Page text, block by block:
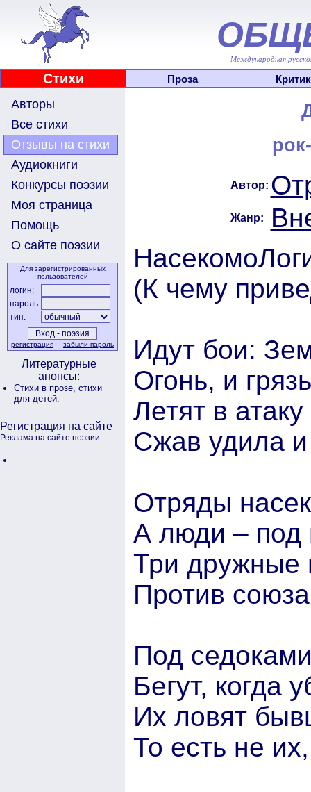
Международная
Стихи Проза
Авторы
Все стихи
Отзывы на стихи
Аудиокниги
Конкурсы поэзии
Моя страница
Помощь
О сайте поэзии
Для зарегистрированных
пользователей
логин:
пароль:
тип:
регистрация забыли пароль
Литературные
анонсы:
Стихи в прозе, стихи
для детей.
Регистрация на сайте
Реклама на сайте поэзии:
Автор:
Жанр:
(К чему
Идут бои:
Огонь, и
Летят в
Сжав удила
Отряды
А люди – под
Три дружные
Против
Под
Бегут, когда
Их ловят
То есть не